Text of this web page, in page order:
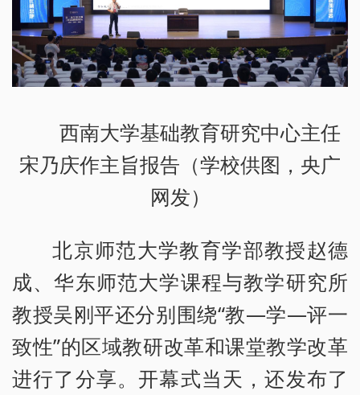
西南大学基础教育研究中心主任
宋乃庆作主旨报告（学校供图，央广
网发）
北京师范大学教育学部教授赵德
成、华东师范大学课程与教学研究所
教授吴刚平还分别围绕“教—学—评一
致性”的区域教研改革和课堂教学改革
进行了分享。开幕式当天，还发布了